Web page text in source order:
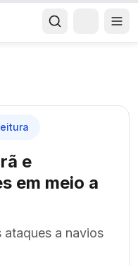
e
em meio a
ataques a navios